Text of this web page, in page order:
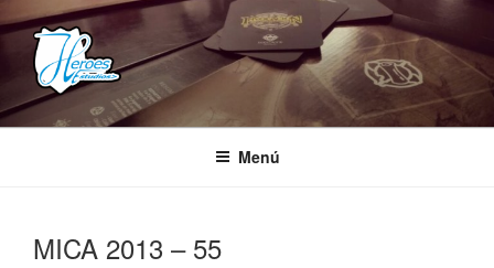
Saltar
al
contenido
HEROES ESTUDIOS
– Comunidad Creativa –
Menú
MICA 2013 – 55